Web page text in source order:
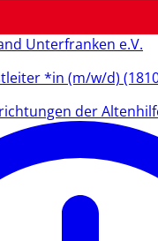
Unterfranken e.V.
*in (m/w/d)
der